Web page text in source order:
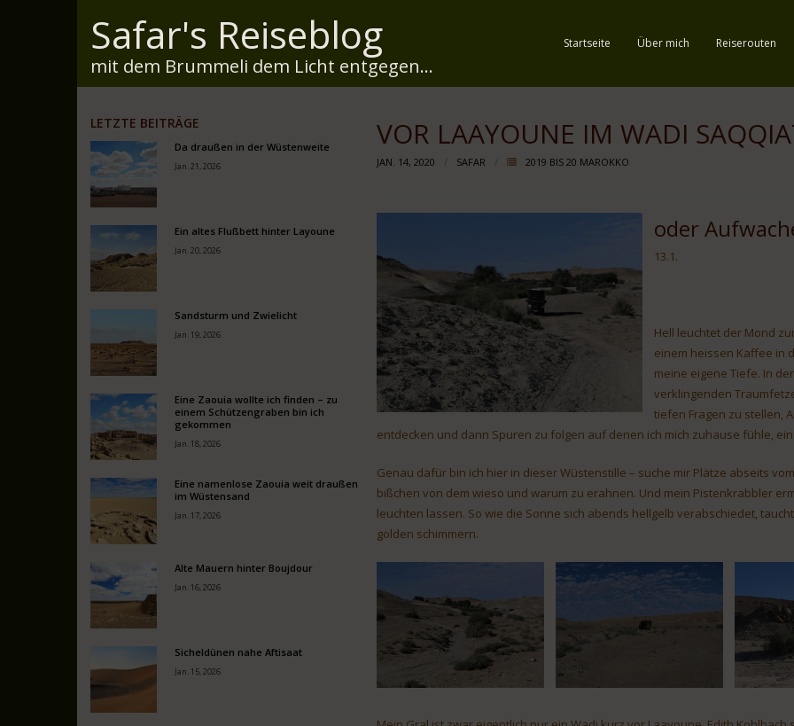
Safar's Reiseblog
mit dem Brummeli dem Licht entgegen...
Startseite Über mich Reiserouten
VOR LAAYOUNE IM WADI
JAN. 14, 2020 SAFAR 2019 BIS 20 MAROKKO
oder
13.1.
Hell leuchtet der Mond
einem heissen Kaffee in
meine eigene Tiefe. In
verklingenden
tiefen Fragen zu stellen,
entdecken und dann Spuren zu folgen auf denen ich mich zuhause fühle,
Genau dafür bin ich hier in dieser Wüstenstille – suche mir Plätze abseits
bißchen von dem wieso und warum zu erahnen. Und mein Pistenkrabbler
leuchten lassen. So wie die Sonne sich abends hellgelb verabschiedet,
golden schimmern.
LETZTE BEITRÄGE
Da draußen in der Wüstenweite
Jan. 21, 2026
Ein altes Flußbett hinter Layoune
Jan. 20, 2026
Sandsturm und Zwielicht
Jan. 19, 2026
Eine Zaouia wollte ich finden – zu
einem Schützengraben bin ich
gekommen
Jan. 18, 2026
Eine namenlose Zaouia weit draußen
im Wüstensand
Jan. 17, 2026
Alte Mauern hinter Boujdour
Jan. 16, 2026
Sicheldünen nahe Aftisaat
Jan. 15, 2026